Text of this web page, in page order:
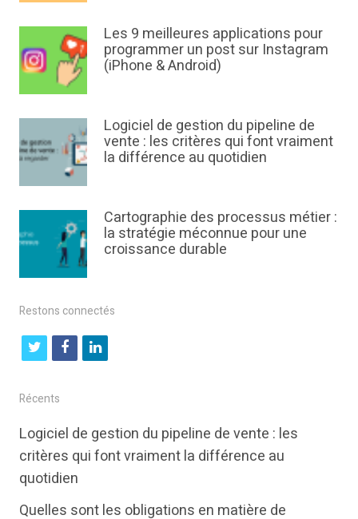
Les 9 meilleures applications pour
programmer un post sur Instagram
(iPhone & Android)
Logiciel de gestion du pipeline de
vente : les critères qui font vraiment
la différence au quotidien
Cartographie des processus métier :
la stratégie méconnue pour une
croissance durable
Restons connectés
t
i
t
t
e
f
b
o
l
e
i
Récents
Logiciel de gestion du pipeline de vente : les
critères qui font vraiment la différence au
quotidien
Quelles sont les obligations en matière de